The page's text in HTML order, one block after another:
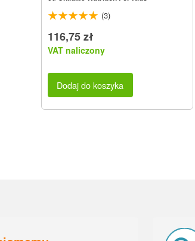
(3)
116,75 zł
VAT naliczony
Dodaj do koszyka